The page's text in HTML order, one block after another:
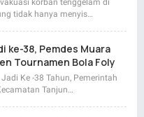
korban tenggelam di
tidak hanya menyis…
ke-38, Pemdes Muara
Tournamen Bola Foly
Ke -38 Tahun, Pemerintah
Tanjun…